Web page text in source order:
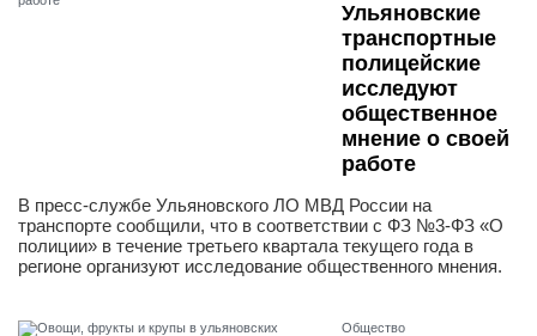
Ульяновские
транспортные
полицейские
исследуют
общественное
мнение о своей
работе
В пресс-службе Ульяновского ЛО МВД России на
транспорте сообщили, что в соответствии с ФЗ №3-ФЗ «О
полиции» в течение третьего квартала текущего года в
регионе организуют исследование общественного мнения.
Общество